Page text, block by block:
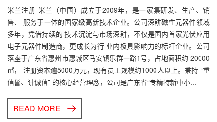
米兰注册-米兰（中国）成立于2009年，是一家集研发、生产、销
售、 服务于一体的国家级高新技术企业。公司深耕磁性元器件领域
多年，凭借持续的 技术沉淀与市场深耕，不仅是国内首家光伏应用
电子元器件制造商，更成长为行 业内极具影响力的标杆企业。公司
落座于广东省惠州市惠城区马安镇乐群一路1号，占地面积约 20000
㎡， 注册资本逾5000万元，现有员工规模约1000人以上。秉持 “重
信誉、讲诚信” 的核心经营理念，公司是广东省“专精特新中小...
READ MORE